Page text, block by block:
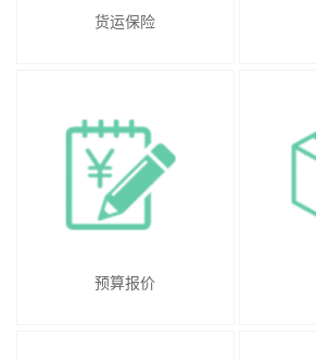
货运保险
预算报价